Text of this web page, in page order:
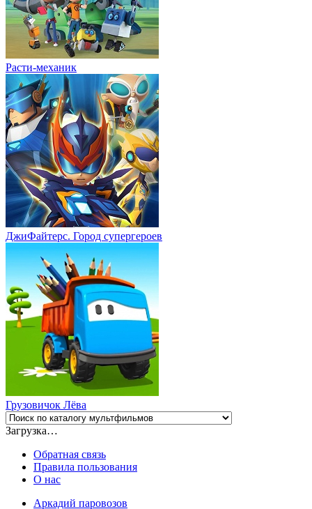
Расти-механик
ДжиФайтерс. Город супергероев
Грузовичок Лёва
Загрузка…
Обратная связь
Правила пользования
О нас
Аркадий паровозов